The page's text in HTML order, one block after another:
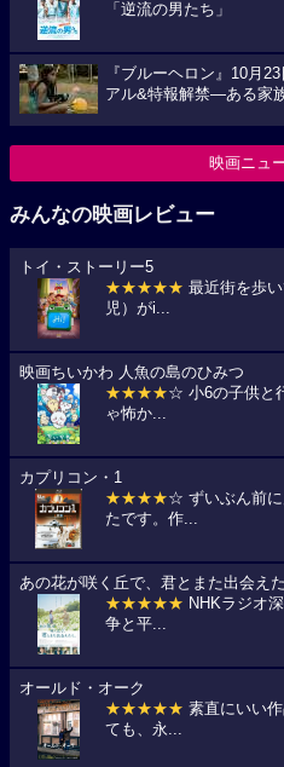
「逆流の男たち」
『ブルーヘロン』10月
アル&特報解禁―ある家
映画ニュ
みんなの映画レビュー
トイ・ストーリー5
★★★★★ 最近街を歩
児）がi...
映画ちいかわ 人魚の島のひみつ
★★★★☆ 小6の子供と
ゃ怖か...
カプリコン・1
★★★★☆ ずいぶん前に
たです。作...
あの花が咲く丘で、君とまた出会えた
★★★★★ NHKラジオ
争と平...
オールド・オーク
★★★★★ 素直にいい
ても、永...